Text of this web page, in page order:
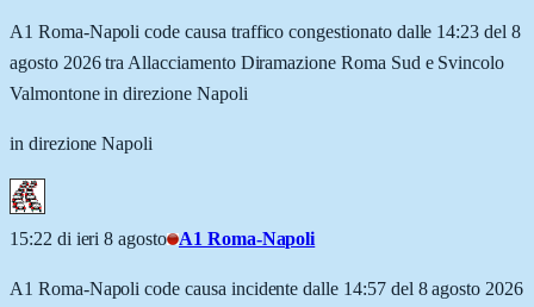
A1 Roma-Napoli code causa traffico congestionato dalle 14:23 del 8
agosto 2026 tra Allacciamento Diramazione Roma Sud e Svincolo
Valmontone in direzione Napoli
in direzione Napoli
15:22 di ieri 8 agosto A1 Roma-Napoli
A1 Roma-Napoli code causa incidente dalle 14:57 del 8 agosto 2026